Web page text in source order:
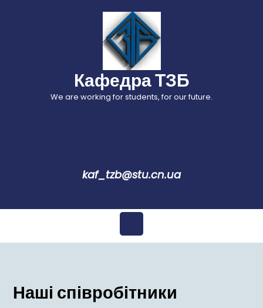
Кафедра ТЗБ
We are working for students, for our future.
kaf_tzb@stu.cn.ua
Відкрити
Наші співробітники